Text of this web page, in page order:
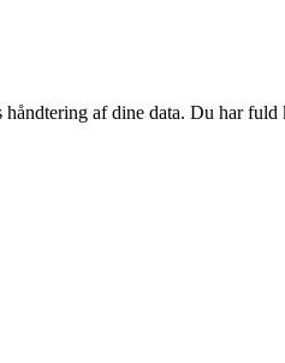
af dine data. Du har